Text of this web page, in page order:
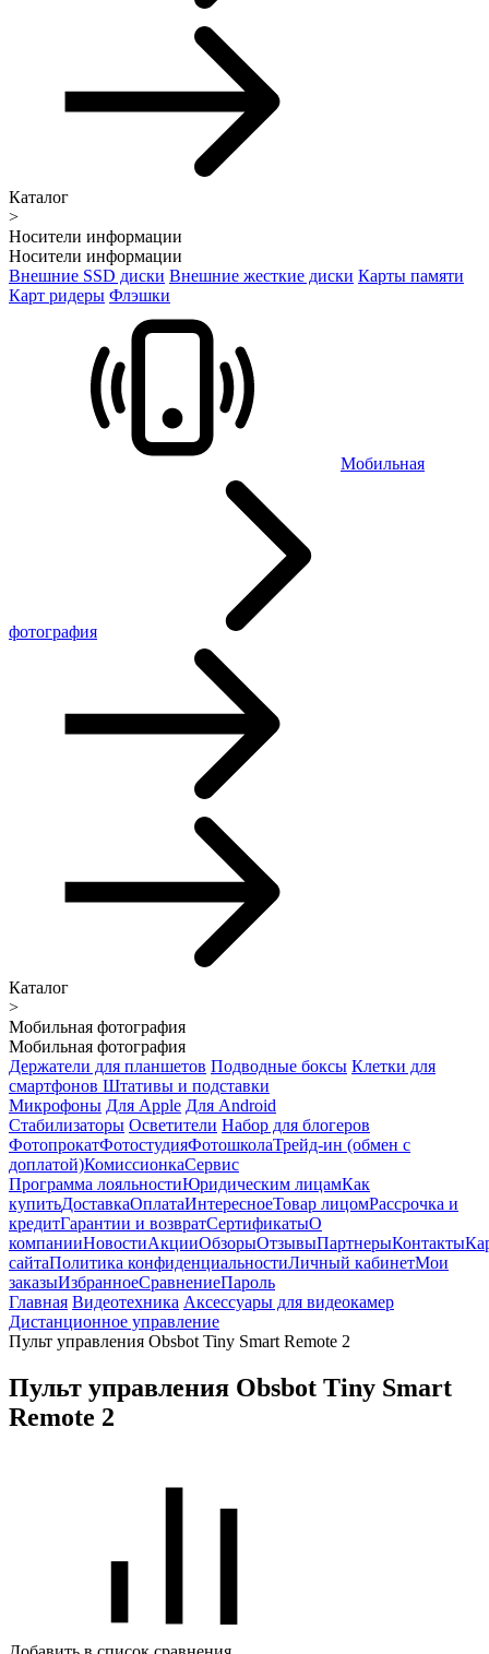
Каталог
>
Носители информации
Носители информации
Внешние SSD диски Внешние жесткие диски Карты памяти
Карт ридеры Флэшки
Мобильная
фотография
Каталог
>
Мобильная фотография
Мобильная фотография
Держатели для планшетов Подводные боксы Клетки для
смартфонов Штативы и подставки
Микрофоны Для Apple Для Android
Стабилизаторы Осветители Набор для блогеров
ФотопрокатФотостудияФотошколаТрейд-ин (обмен с
доплатой)КомиссионкаСервис
Программа лояльностиЮридическим лицамКак
купитьДоставкаОплатаИнтересноеТовар лицомРассрочка и
кредитГарантии и возвратСертификатыО
компанииНовостиАкцииОбзорыОтзывыПартнерыКонтакты
сайтаПолитика конфиденциальностиЛичный кабинетМои
заказыИзбранноеСравнениеПароль
Главная Видеотехника Аксессуары для видеокамер
Дистанционное управление
Пульт управления Obsbot Tiny Smart Remote 2
Пульт управления Obsbot Tiny Smart
Remote 2